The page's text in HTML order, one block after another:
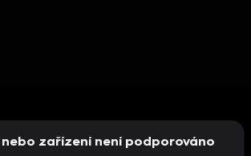
zařízení není podporováno